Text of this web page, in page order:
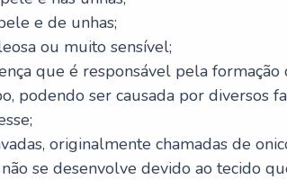
e de unhas;
ou muito sensível;
que é responsável pela formação
podendo ser causada por diversos
originalmente chamadas de
se desenvolve devido ao tecido